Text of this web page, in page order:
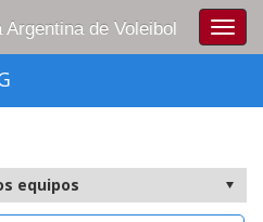
de Voleibol